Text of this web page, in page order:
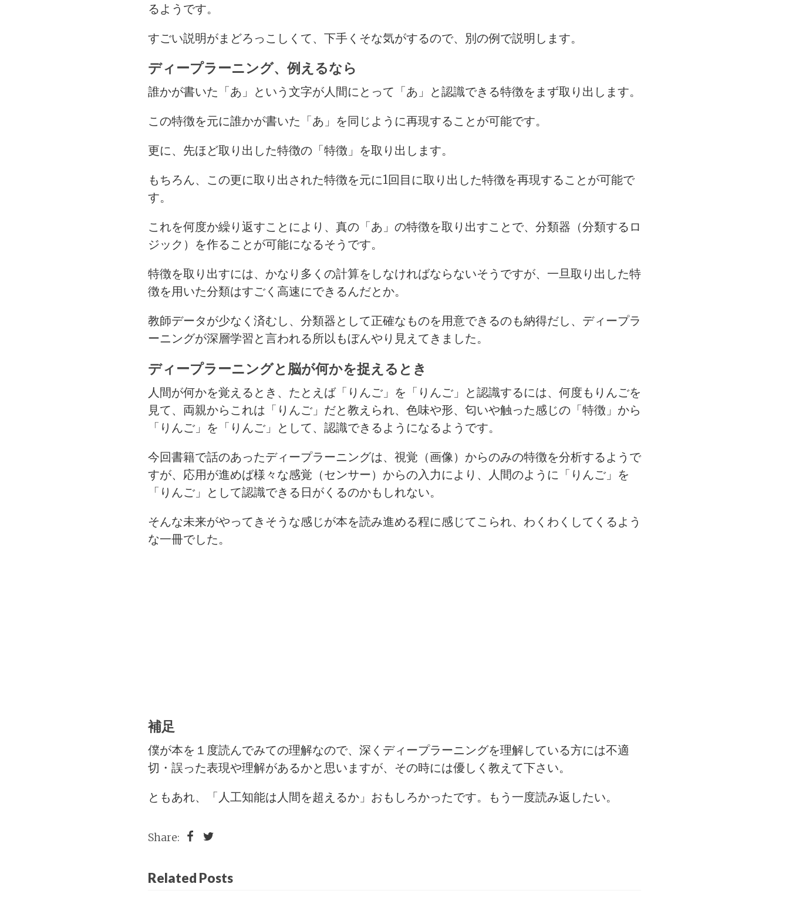
るようです。
すごい説明がまどろっこしくて、下手くそな気がするので、別の例で説明します。
ディープラーニング、例えるなら
誰かが書いた「あ」という文字が人間にとって「あ」と認識できる特徴をまず取り出します。
この特徴を元に誰かが書いた「あ」を同じように再現することが可能です。
更に、先ほど取り出した特徴の「特徴」を取り出します。
もちろん、この更に取り出された特徴を元に1回目に取り出した特徴を再現することが可能で
す。
これを何度か繰り返すことにより、真の「あ」の特徴を取り出すことで、分類器（分類するロ
ジック）を作ることが可能になるそうです。
特徴を取り出すには、かなり多くの計算をしなければならないそうですが、一旦取り出した特
徴を用いた分類はすごく高速にできるんだとか。
教師データが少なく済むし、分類器として正確なものを用意できるのも納得だし、ディープラ
ーニングが深層学習と言われる所以もぼんやり見えてきました。
ディープラーニングと脳が何かを捉えるとき
人間が何かを覚えるとき、たとえば「りんご」を「りんご」と認識するには、何度もりんごを
見て、両親からこれは「りんご」だと教えられ、色味や形、匂いや触った感じの「特徴」から
「りんご」を「りんご」として、認識できるようになるようです。
今回書籍で話のあったディープラーニングは、視覚（画像）からのみの特徴を分析するようで
すが、応用が進めば様々な感覚（センサー）からの入力により、人間のように「りんご」を
「りんご」として認識できる日がくるのかもしれない。
そんな未来がやってきそうな感じが本を読み進める程に感じてこられ、わくわくしてくるよう
な一冊でした。
補足
僕が本を１度読んでみての理解なので、深くディープラーニングを理解している方には不適
切・誤った表現や理解があるかと思いますが、その時には優しく教えて下さい。
ともあれ、「人工知能は人間を超えるか」おもしろかったです。もう一度読み返したい。
Share:
Related Posts